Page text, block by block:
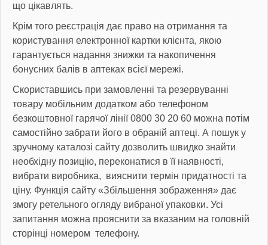
що цікавлять.
Крім того реєстрація дає право на отримання та
користування електронної картки клієнта, якою
гарантується надання знижки та накопичення
бонусних балів в аптеках всієї мережі.
Скориставшись при замовленні та резервуванні
товару мобільним додатком або телефоном
безкоштовної гарячої лінії 0800 30 20 60 можна потім
самостійно забрати його в обраній аптеці. А пошук у
зручному каталозі сайту дозволить швидко знайти
необхідну позицію, переконатися в її наявності,
вибрати виробника, вияснити термін придатності та
ціну. Функція сайту «Збільшення зображення» дає
змогу ретельного огляду вибраної упаковки. Усі
запитання можна прояснити за вказаним на головній
сторінці номером телефону.